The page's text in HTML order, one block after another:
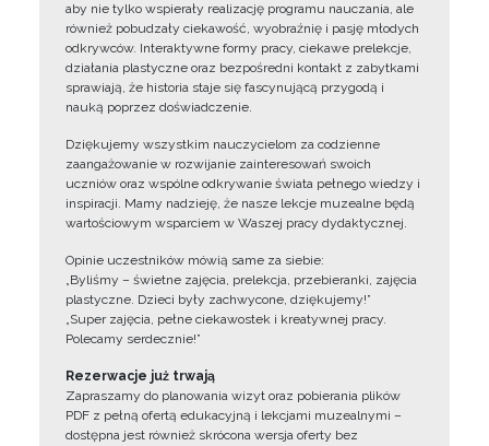
aby nie tylko wspierały realizację programu nauczania, ale
również pobudzały ciekawość, wyobraźnię i pasję młodych
odkrywców. Interaktywne formy pracy, ciekawe prelekcje,
działania plastyczne oraz bezpośredni kontakt z zabytkami
sprawiają, że historia staje się fascynującą przygodą i
nauką poprzez doświadczenie.
Dziękujemy wszystkim nauczycielom za codzienne
zaangażowanie w rozwijanie zainteresowań swoich
uczniów oraz wspólne odkrywanie świata pełnego wiedzy i
inspiracji. Mamy nadzieję, że nasze lekcje muzealne będą
wartościowym wsparciem w Waszej pracy dydaktycznej.
Opinie uczestników mówią same za siebie:
„Byliśmy – świetne zajęcia, prelekcja, przebieranki, zajęcia
plastyczne. Dzieci były zachwycone, dziękujemy!”
„Super zajęcia, pełne ciekawostek i kreatywnej pracy.
Polecamy serdecznie!”
Rezerwacje już trwają
Zapraszamy do planowania wizyt oraz pobierania plików
PDF z pełną ofertą edukacyjną i lekcjami muzealnymi –
dostępna jest również skrócona wersja oferty bez